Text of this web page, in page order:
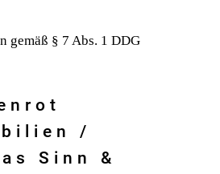
ge­mäß § 7 Abs. 1 DDG
/
Sinn &